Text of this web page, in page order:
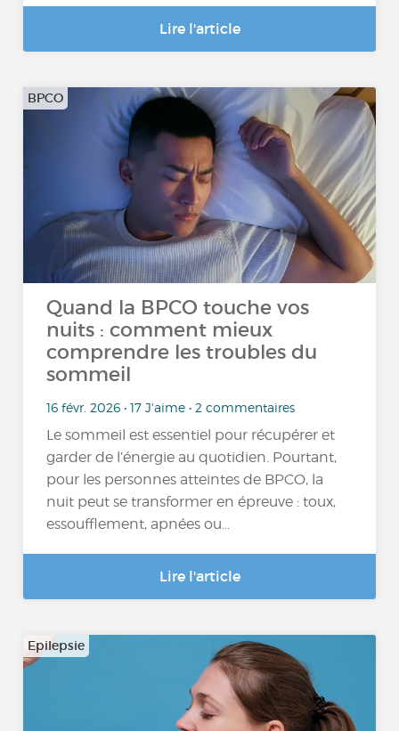
Lire l'article
BPCO
Quand la BPCO touche vos
nuits : comment mieux
comprendre les troubles du
sommeil
16 févr. 2026 • 17 J'aime • 2 commentaires
Le sommeil est essentiel pour récupérer et
garder de l’énergie au quotidien. Pourtant,
pour les personnes atteintes de BPCO, la
nuit peut se transformer en épreuve : toux,
essoufflement, apnées ou...
Lire l'article
Epilepsie